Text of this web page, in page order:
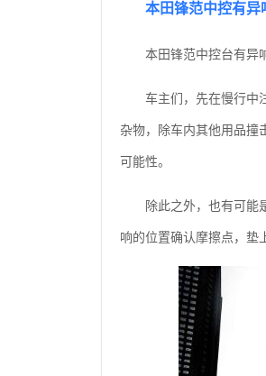
本田锋范中控有异
本田锋范中控台有异
车主们，先在慢行中
杂物，除车内其他用品撞
可能性。
除此之外，也有可能
响的位置确认摩擦点，垫